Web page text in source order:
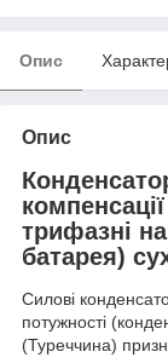
Опис
Опис
трифазні
батарея)
Силові
потужності
(Туреччина)